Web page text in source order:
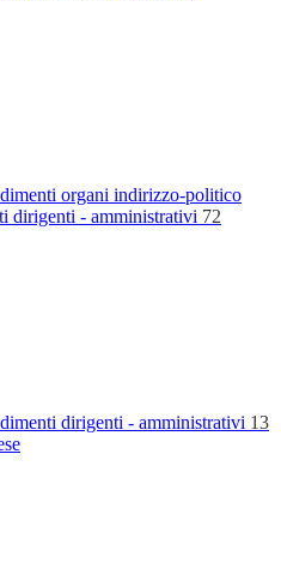
organi indirizzo-politico
dirigenti - amministrativi 72
dirigenti - amministrativi 13